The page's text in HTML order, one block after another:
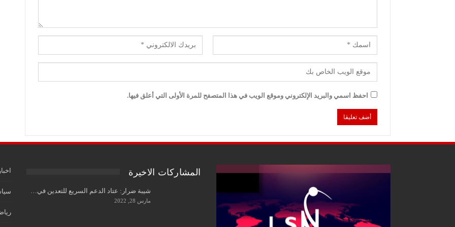
احفظ اسمي والبريد الإلكتروني وموقع الويب في هذا المتصفح للمرة الأولى التي أعلق فيها.
المشاركات الاخيرة
شيبة ضرار: عتاد الدعم السريع للتعدين في…
مارس 28, 2022
اخبار